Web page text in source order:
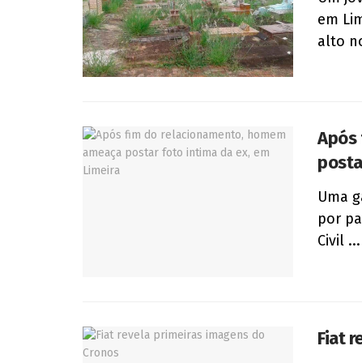
em
alto
Após
Uma
por
Civil ...
Fiat